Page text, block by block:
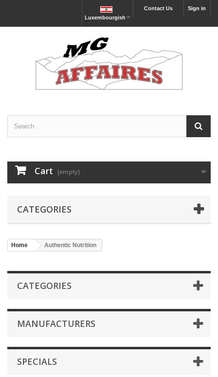
Sign in
Contact Us
Luxembourgish
Cart (empty)
CATEGORIES
Home Authentic Nutrition
CATEGORIES
MANUFACTURERS
SPECIALS